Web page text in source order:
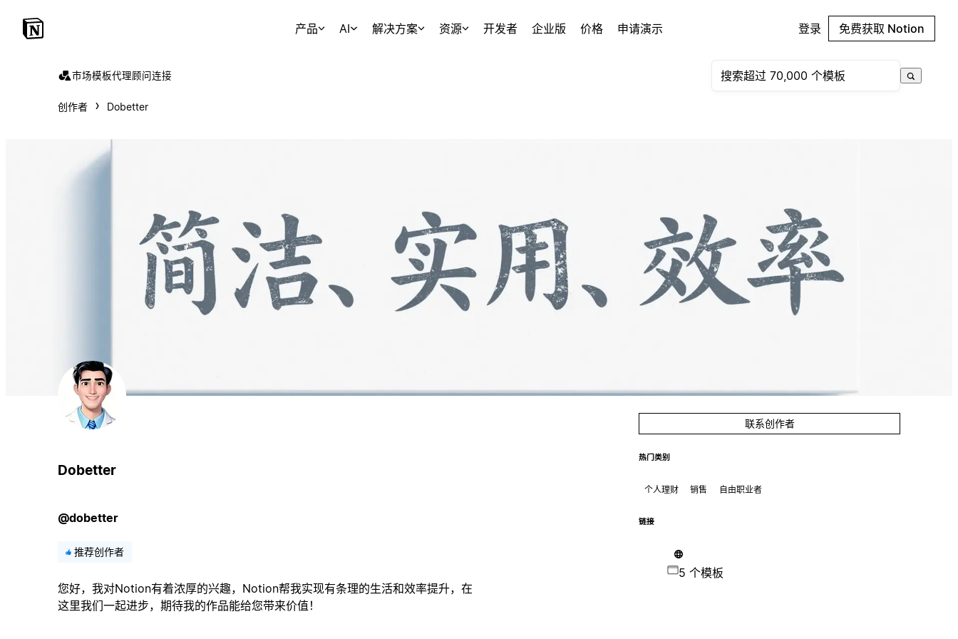
产品 AI 解决方案 资源 开发者 企业版 价格 申请演示 登录 免费获取 Notion
市场模板代理顾问连接
创作者 Dobetter
Dobetter
@dobetter
推荐创作者
您好，我对Notion有着浓厚的兴趣，Notion帮我实现有条理的生活和效率提升，在
这里我们一起进步，期待我的作品能给您带来价值！
联系创作者
热门类别
个人理财 销售 自由职业者
链接
5 个模板